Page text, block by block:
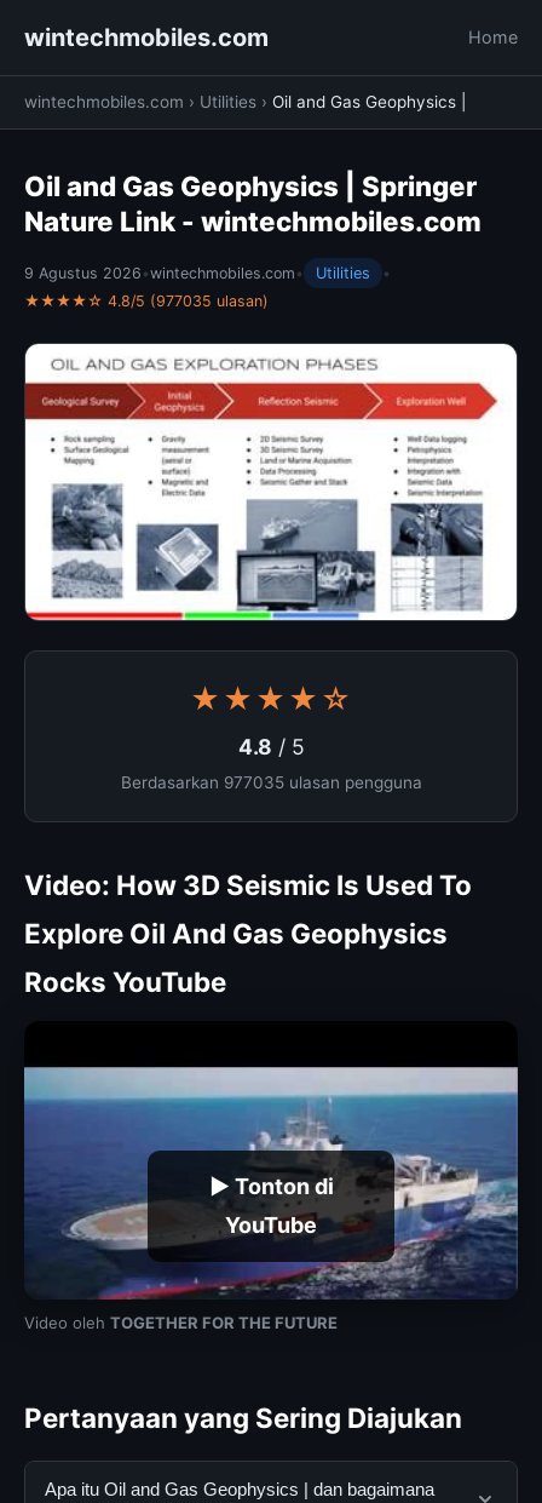
wintechmobiles.com Home
wintechmobiles.com › Utilities › Oil and Gas Geophysics |
Oil and Gas Geophysics | Springer
Nature Link - wintechmobiles.com
9 Agustus 2026 •wintechmobiles.com • Utilities
•
★★★★☆ 4.8/5 (977035 ulasan)
★★★★☆
4.8 / 5
Berdasarkan 977035 ulasan pengguna
Video: How 3D Seismic Is Used To
Explore Oil And Gas Geophysics
Rocks YouTube
▶ Tonton di
YouTube
Video oleh TOGETHER FOR THE FUTURE
Pertanyaan yang Sering Diajukan
Apa itu Oil and Gas Geophysics | dan bagaimana